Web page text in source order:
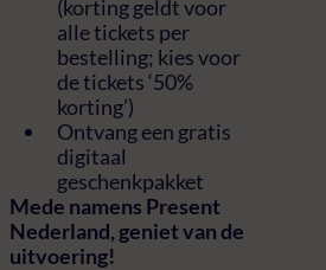
(korting geldt voor
alle tickets per
bestelling; kies voor
de tickets ‘50%
korting’)
Ontvang een gratis
digitaal
geschenkpakket
Mede namens Present
Nederland, geniet van de
uitvoering!